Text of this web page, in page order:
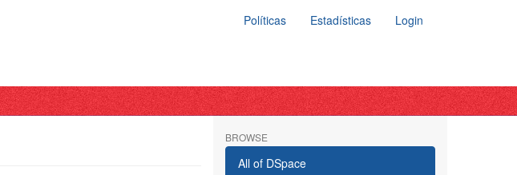
Políticas Estadísticas Login
BROWSE
All of DSpace